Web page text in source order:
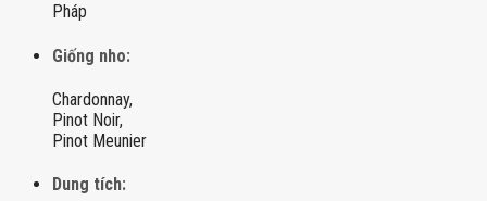
Pháp
Giống nho:
Chardonnay,
Pinot Noir,
Pinot Meunier
Dung tích: